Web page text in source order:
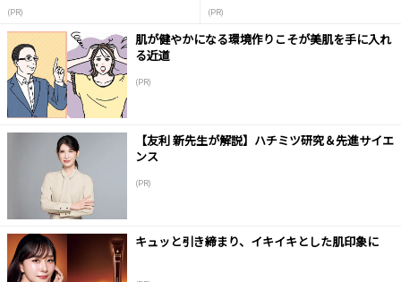
(PR) (PR)
肌が健やかになる環境作りこそが美肌を手に入れ
る近道
(PR)
【友利 新先生が解説】ハチミツ研究＆先進サイエ
ンス
(PR)
キュッと引き締まり、イキイキとした肌印象に